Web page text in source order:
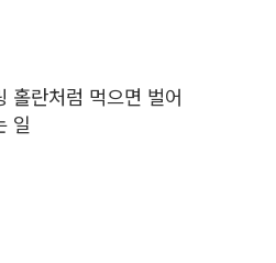
홀란처럼 먹으면 벌어
일